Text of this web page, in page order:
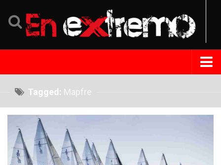
Eventos
Perfil
Tips Extremo
Tagged: Mapfre